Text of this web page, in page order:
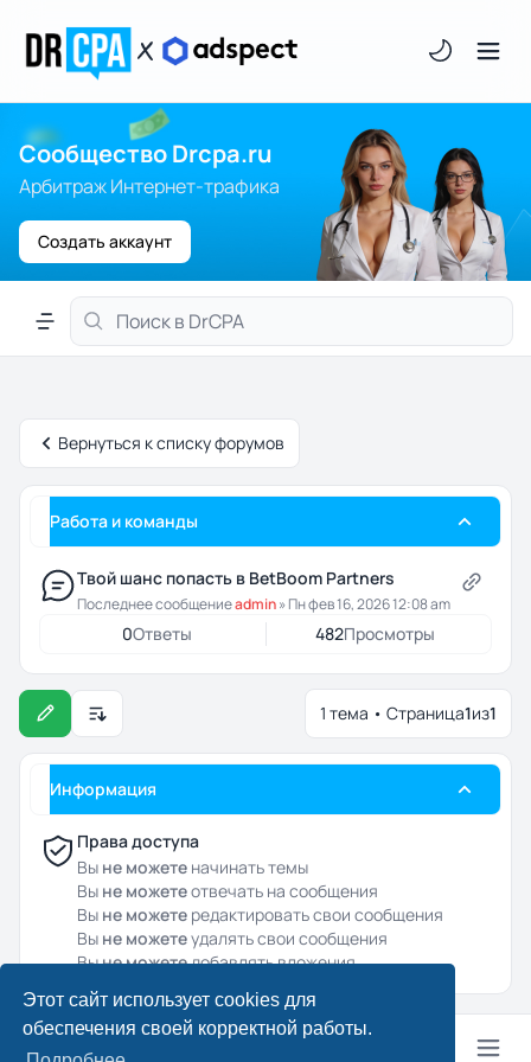
Этот сайт использует cookies для
обеспечения своей корректной работы.
Светлая/
Сообщество Drcpa.ru
Арбитраж Интернет-трафика
Создать аккаунт
Меню навигации
Вернуться к списку форумов
Работа и команды
Твой шанс попасть в BetBoom Partners
Последнее сообщениеadmin»Пн фев 16, 2026 12:08 am
0Ответы 482Просмотры
Настройки отображения и сортировки1 тема • Страница1из1
Информация
Права доступа
Вы не можете начинать темы
Вы не можетеотвечать на сообщения
Вы не можете редактировать свои сообщения
Вы не можетеудалять свои сообщения
Выне можетедобавлять вложения